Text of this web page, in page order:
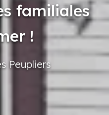
familiales
!
Peupliers